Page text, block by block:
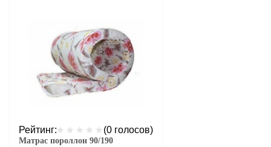
Рейтинг: (0 голосов)
Матрас пороллон 90/190